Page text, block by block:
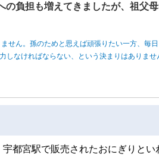
の負担も増えてきましたが、祖父
せん。孫のためと思えば頑張りたい一方、毎日
なければならない、という決まりはありませ
都宮駅で販売されたおにぎりとい